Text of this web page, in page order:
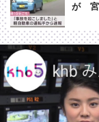
が 宮